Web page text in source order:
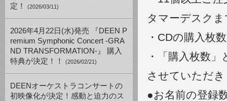
定！
(2026/03/11)
2026年4月22日(水)発売 『DEEN P
remium Symphonic Concert -GRA
ND TRANSFORMATION-』 購入
特典が決定！！
(2026/02/21)
DEENオーケストラコンサートの
初映像化が決定！感動と迫力のス
タマーデスク
・CDの購入枚
・「購入枚数
させていただ
●お名前の登録